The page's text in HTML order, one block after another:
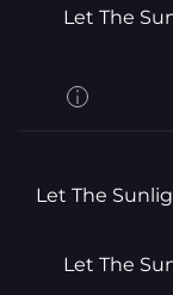
Let The
Let The
Let The